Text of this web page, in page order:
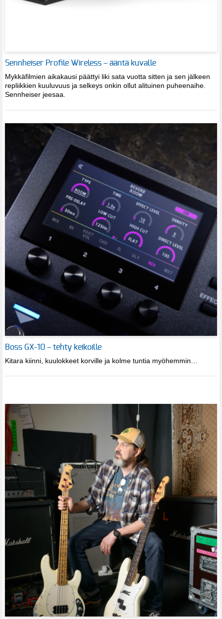
Sennheiser Profile Wireless – ääntä kuvalle
Mykkäfilmien aikakausi päättyi liki sata vuotta sitten ja sen jälkeen
repliikkien kuuluvuus ja selkeys onkin ollut alituinen puheenaihe.
Sennheiser jeesaa.
Boss GX-10 – tehty keikoille
Kitara kiinni, kuulokkeet korville ja kolme tuntia myöhemmin…